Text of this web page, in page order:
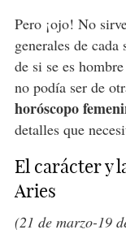
Pero ¡ojo! No
generales de
de si se es
no podía ser de
horóscopo
detalles que
El carácter y
Aries
(21 de marzo-19